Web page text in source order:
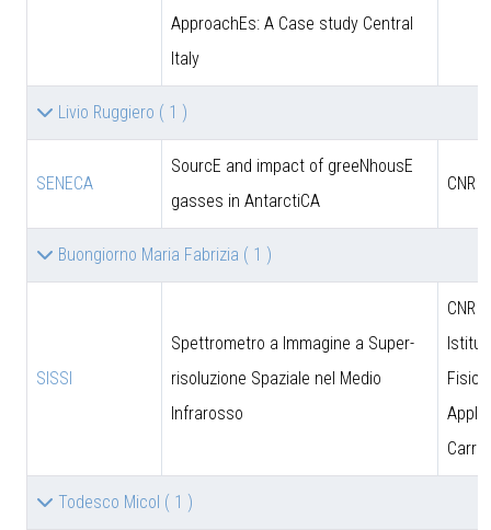
ApproachEs: A Case study Central
Italy
Livio Ruggiero ( 1 )
SENECA
SourcE and impact of greeNhousE
gasses in AntarctiCA
CNR
Buongiorno Maria Fabrizia ( 1 )
SISSI
Spettrometro a Immagine a Super-
risoluzione Spaziale nel Medio
Infrarosso
CNR -
Fisica
Todesco Micol ( 1 )